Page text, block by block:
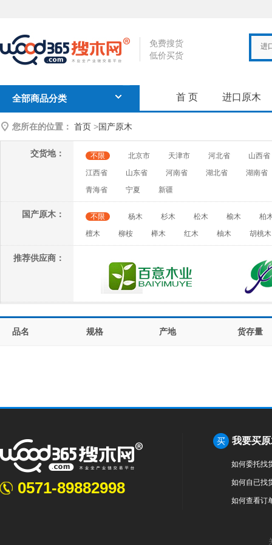
免费搜货
低价买货
进
全部商品分类 首 页 进口原木
您所在的位置： 首页 >国产原木
交货地： 不限 北京市 天津市 河北省
山西省
江西省
山东省 河南省 湖北省
湖南省
青海省
宁夏 新疆
国产原木： 不限 杨木 杉木 松木 榆木
柏
檀木
柳桉 榉木 红木 柚木 胡桃木
推荐供应商：
品名 规格 产地 货存量
0571-89882998
买 我要买
如何委托找
如何自已找
如何查看订